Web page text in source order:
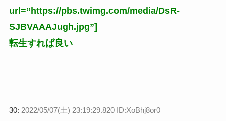
url=”https://pbs.twimg.com/media/DsR-
SJBVAAAJugh.jpg”]
転生すれば良い
30: 2022/05/07(土) 23:19:29.820 ID:XoBhj8or0